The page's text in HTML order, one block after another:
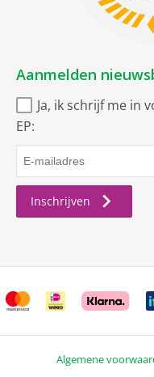
Wireless Lan Netwerk
IEEE 802.11 b
IEEE 802.11 g
IEEE 802.11 n
Geo-Tagging
IEEE 802.11 ax
Aanmelden
Ja, ik schrijf me in
EP:
Inschrijven
Algemene